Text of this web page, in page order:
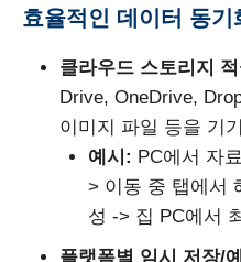
효율적인 데이터 동기
클라우드 스토리지
Drive, OneDrive,
이미지 파일 등을 기
예시: PC에서 자
> 이동 중 탭에서
성 -> 집 PC에서
플랫폼별 임시 저장/